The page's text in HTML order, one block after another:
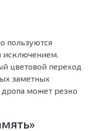
пользуются
исключением.
цветовой переход
заметных
дропа может резко